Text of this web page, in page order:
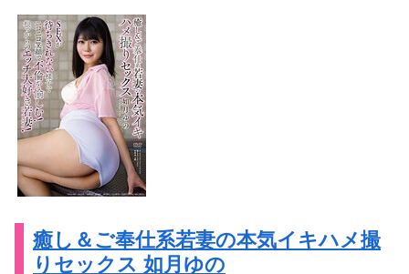
癒し＆ご奉仕系若妻の本気イキハメ撮
りセックス 如月ゆの